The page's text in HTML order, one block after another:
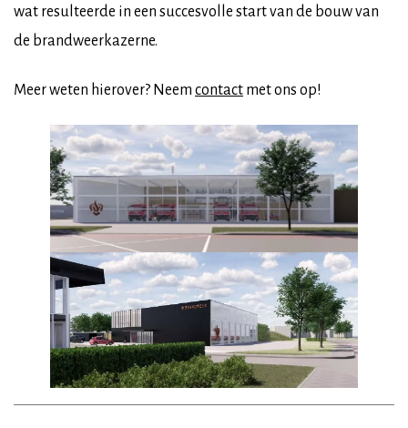
wat resulteerde in een succesvolle start van de bouw van
de brandweerkazerne.
Meer weten hierover? Neem contact met ons op!